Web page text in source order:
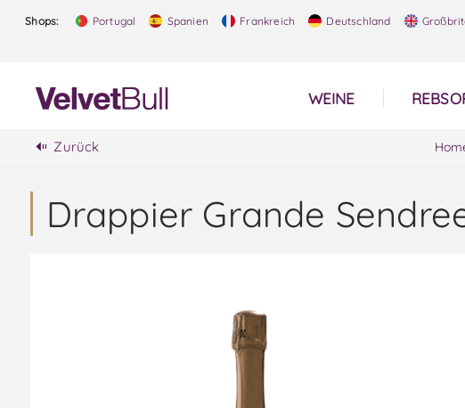
Shops: Portugal Spanien Frankreich Deutschland
WEINE
Zurück
Drappier Grande